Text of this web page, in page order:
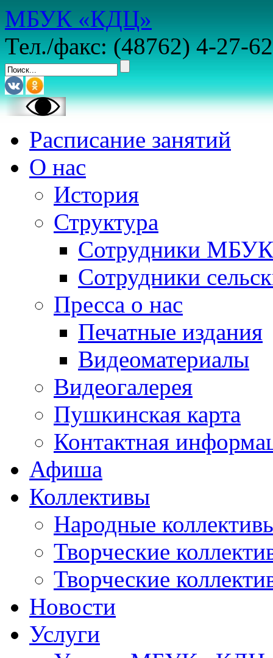
МБУК «КДЦ»
Тел./факс: (48762) 4-27-62
Расписание занятий
О нас
История
Структура
Сотрудники
Сотрудники
Пресса о нас
Печатные издания
Видеоматериалы
Видеогалерея
Пушкинская карта
Контактная
Афиша
Коллективы
Народные
Творческие
Творческие
Новости
Услуги